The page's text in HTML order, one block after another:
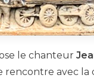
le chanteur
rencontre avec